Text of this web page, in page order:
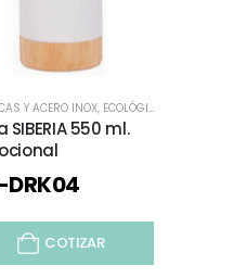
Y ACERO INOX, ECOLÓGICOS Y SUSTENTABLES
550 ml.
DRK04
COTIZAR